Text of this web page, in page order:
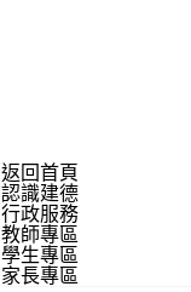
返回首頁
認識建德
行政服務
教師專區
學生專區
家長專區